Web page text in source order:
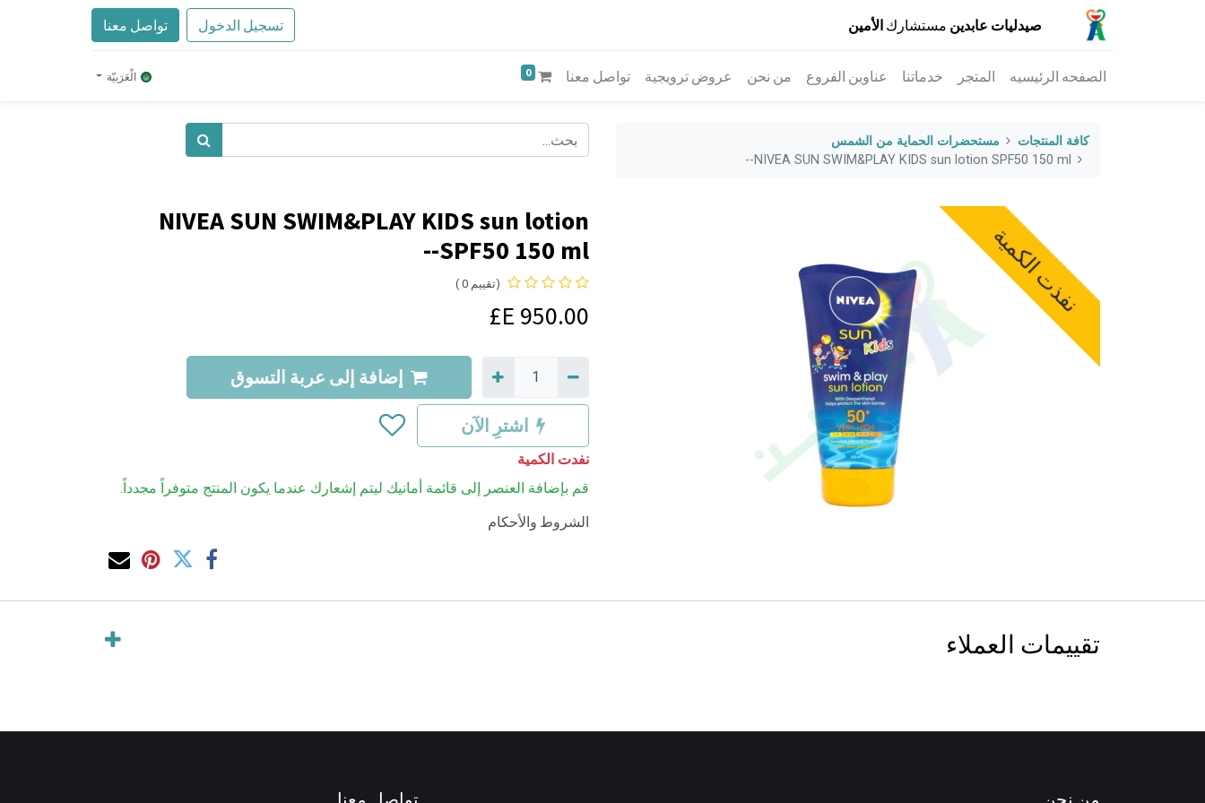
صيدليات عابدين مستشارك الأمين تسجيل الدخول تواصل معنا
الصفحه الرئيسيه المتجر خدماتنا عناوين الفروع من نحن عروض ترويجية تواصل معنا 0 الْعَرَبيّة
كافة المنتجات
مستحضرات الحماية من الشمس
NIVEA SUN SWIM&PLAY KIDS sun lotion SPF50 150 ml--
نفذت الكمية
NIVEA SUN SWIM&PLAY KIDS sun lotion
SPF50 150 ml--
(تقييم 0 )
950.00
إضافة إلى عربة التسوق
اشترِ الآن
نفدت الكمية
قم بإضافة العنصر إلى قائمة أمانيك ليتم إشعارك عندما يكون المنتج متوفراً مجدداً.
الشروط والأحكام
تقييمات العملاء